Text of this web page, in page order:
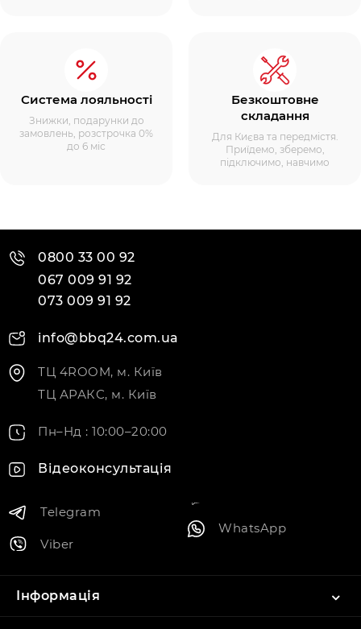
Система лояльності
Знижки, подарунки до
замовлень, розстрочка 0%
до 6 міс
Безкоштовне
складання
Для Києва та передмістя.
Приїдемо, зберемо,
підключимо, навчимо
0800 33 00 92
067 009 91 92
073 009 91 92
info@bbq24.com.ua
ТЦ 4ROOM, м. Київ
ТЦ АРАКС, м. Київ
Пн–Нд : 10:00–20:00
Відеоконсультація
Telegram
Viber
WhatsApp
Інформація